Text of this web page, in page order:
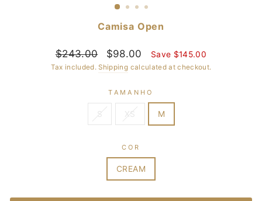
Camisa Open
Regular
price
$243.00
Sale
price
$98.00 Save $145.00
Tax included.Shipping calculated at checkout.
TAMANHO
S XS M
COR
CREAM